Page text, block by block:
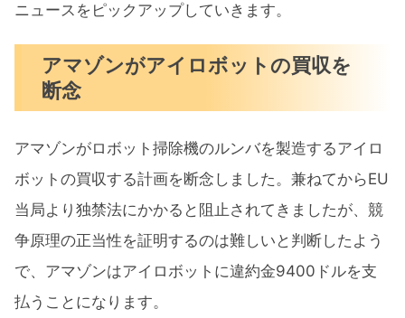
ニュースをピックアップしていきます。
アマゾンがアイロボットの買収を
断念
アマゾンがロボット掃除機のルンバを製造するアイロ
ボットの買収する計画を断念しました。兼ねてからEU
当局より独禁法にかかると阻止されてきましたが、競
争原理の正当性を証明するのは難しいと判断したよう
で、アマゾンはアイロボットに違約金9400ドルを支
払うことになります。